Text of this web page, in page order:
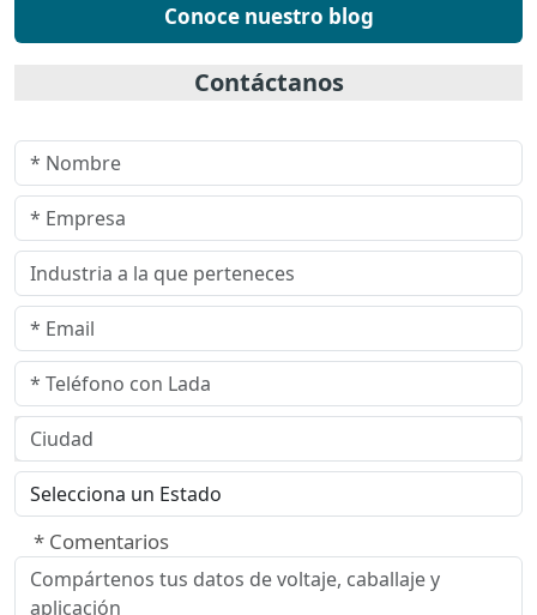
Conoce nuestro blog
Contáctanos
* Comentarios